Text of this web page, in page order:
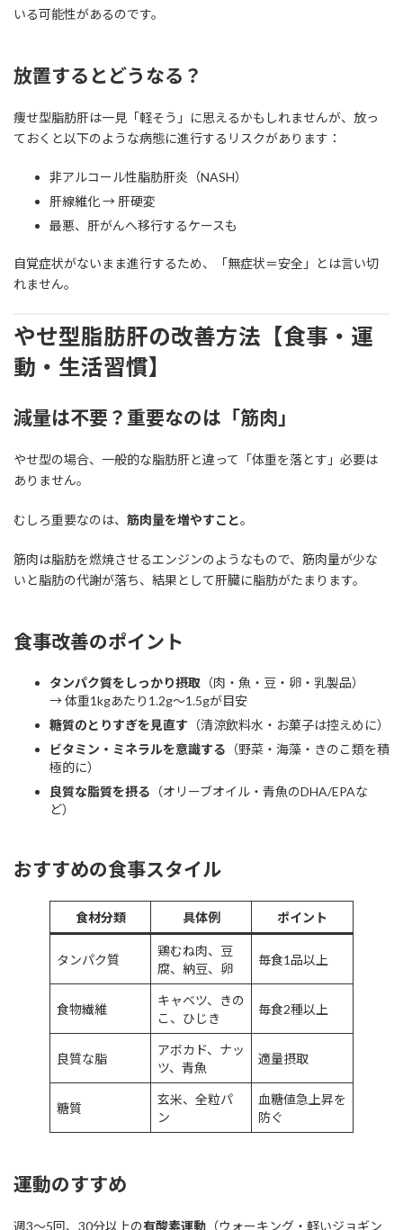
いる可能性があるのです。
放置するとどうなる？
痩せ型脂肪肝は一見「軽そう」に思えるかもしれませんが、放っ
ておくと以下のような病態に進行するリスクがあります：
非アルコール性脂肪肝炎（NASH）
肝線維化 → 肝硬変
最悪、肝がんへ移行するケースも
自覚症状がないまま進行するため、「無症状＝安全」とは言い切
れません。
やせ型脂肪肝の改善方法【食事・運
動・生活習慣】
減量は不要？重要なのは「筋肉」
やせ型の場合、一般的な脂肪肝と違って「体重を落とす」必要は
ありません。
むしろ重要なのは、 筋肉量を増やすこと。
筋肉は脂肪を燃焼させるエンジンのようなもので、筋肉量が少な
いと脂肪の代謝が落ち、結果として肝臓に脂肪がたまります。
食事改善のポイント
タンパク質をしっかり摂取 （肉・魚・豆・卵・乳製品）
→ 体重1kgあたり1.2g〜1.5gが目安
糖質のとりすぎを見直す （清涼飲料水・お菓子は控えめに）
ビタミン・ミネラルを意識する （野菜・海藻・きのこ類を積
極的に）
良質な脂質を摂る （オリーブオイル・青魚のDHA/EPAな
ど）
おすすめの食事スタイル
食材分類 具体例 ポイント
タンパク質
鶏むね肉、豆
腐、納豆、卵
毎食1品以上
食物繊維
キャベツ、きの
こ、ひじき
毎食2種以上
良質な脂
アボカド、ナッ
ツ、青魚
適量摂取
糖質
玄米、全粒パ
ン
血糖値急上昇を
防ぐ
運動のすすめ
週3〜5回、30分以上の有酸素運動 （ウォーキング・軽いジョギン